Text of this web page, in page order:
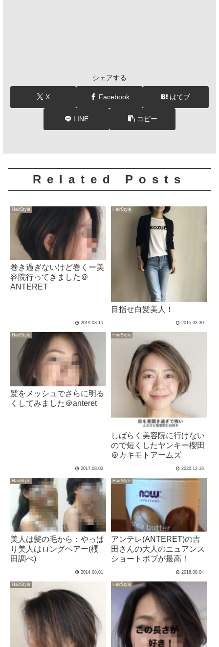
シェアする
X Facebook はてブ
LINE コピー
Related Posts
HairStyle
巻き過ぎないけど巻くー美
容院行ってきました＠
ANTERET
2019.03.15
HairStyle
目指せ白髪美人！
2015.03.30
HairStyle
髪をメッシュでさらに明る
くしてみました＠anteret
2017.08.02
HairStyle
しばらく美容院に行けない
ので短くしたヤンキー櫻田
＠カキモトアームズ
2020.12.16
HairStyle
美人は髪の毛から：やっぱ
り美人はロングヘアー(櫻
田調べ)
2014.08.01
HairStyle
アンテレ(ANTERET)の吉
田さんの大人のニュアンス
ショートボブが最高！
2016.08.04
HairStyle HairStyle